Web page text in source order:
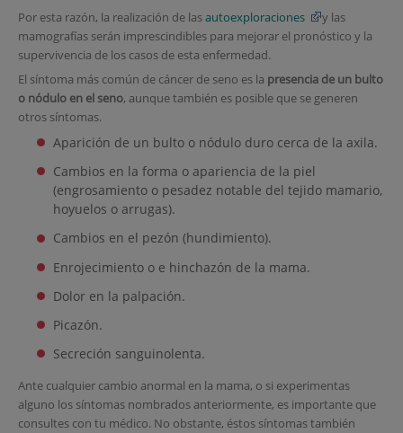
Por esta razón, la realización de lasautoexploraciones
y las
mamografías serán imprescindibles para mejorar el pronóstico y la
supervivencia de los casos de esta enfermedad.
El síntoma más común de cáncer de seno es la presencia de un bulto
o nódulo en el seno, aunque también es posible que se generen
otros síntomas.
Aparición de un bulto o nódulo duro cerca de la axila.
Cambios en la forma o apariencia de la piel
(engrosamiento o pesadez notable del tejido mamario,
hoyuelos o arrugas).
Cambios en el pezón (hundimiento).
Enrojecimiento o e hinchazón de la mama.
Dolor en la palpación.
Picazón.
Secreción sanguinolenta.
Ante cualquier cambio anormal en la mama, o si experimentas
alguno los síntomas nombrados anteriormente, es importante que
consultes con tu médico. No obstante, éstos síntomas también